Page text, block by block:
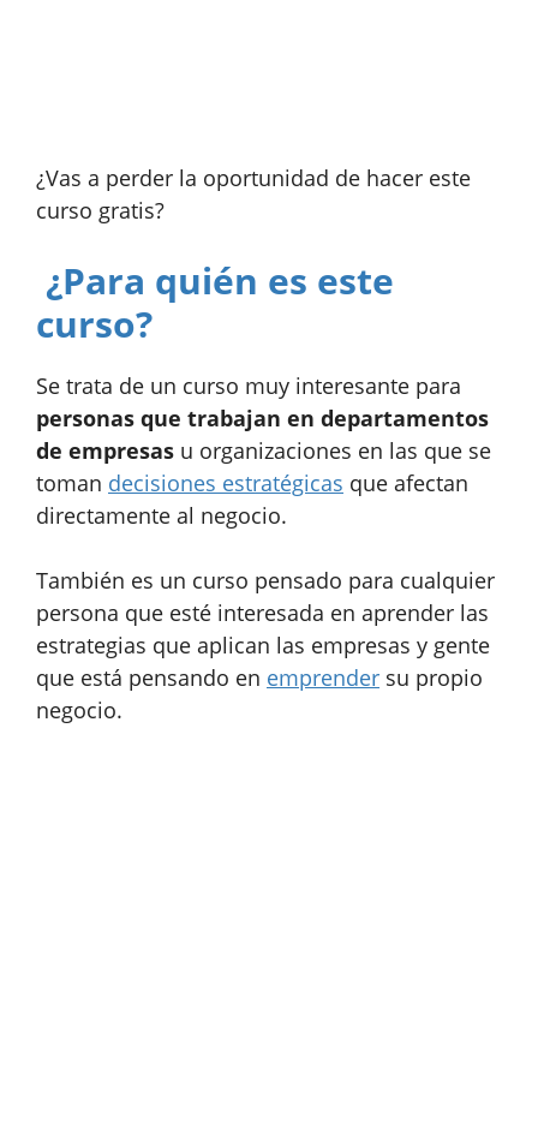
¿Vas a perder la oportunidad de hacer este
curso gratis?
¿Para quién es este
curso?
Se trata de un curso muy interesante para
personas que trabajan en departamentos
de empresas u organizaciones en las que se
toman decisiones estratégicas que afectan
directamente al negocio.
También es un curso pensado para cualquier
persona que esté interesada en aprender las
estrategias que aplican las empresas y gente
que está pensando en emprender su propio
negocio.